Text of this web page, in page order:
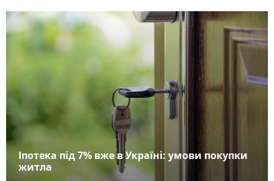
Іпотека під 7% вже в Україні: умови покупки
житла